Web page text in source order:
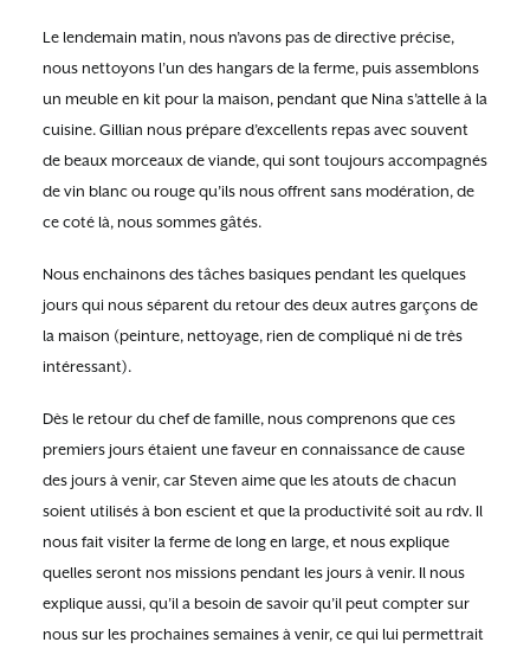
Le lendemain matin, nous n’avons pas de directive précise,
nous nettoyons l’un des hangars de la ferme, puis assemblons
un meuble en kit pour la maison, pendant que Nina s’attelle à la
cuisine. Gillian nous prépare d’excellents repas avec souvent
de beaux morceaux de viande, qui sont toujours accompagnés
de vin blanc ou rouge qu’ils nous offrent sans modération, de
ce coté là, nous sommes gâtés.
Nous enchainons des tâches basiques pendant les quelques
jours qui nous séparent du retour des deux autres garçons de
la maison (peinture, nettoyage, rien de compliqué ni de très
intéressant).
Dès le retour du chef de famille, nous comprenons que ces
premiers jours étaient une faveur en connaissance de cause
des jours à venir, car Steven aime que les atouts de chacun
soient utilisés à bon escient et que la productivité soit au rdv. Il
nous fait visiter la ferme de long en large, et nous explique
quelles seront nos missions pendant les jours à venir. Il nous
explique aussi, qu’il a besoin de savoir qu’il peut compter sur
nous sur les prochaines semaines à venir, ce qui lui permettrait